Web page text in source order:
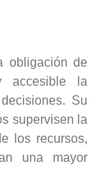
obligación de
accesible la
Su
supervisen la
los recursos,
una mayor